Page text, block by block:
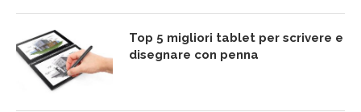
Top 5 migliori tablet per scrivere e
disegnare con penna